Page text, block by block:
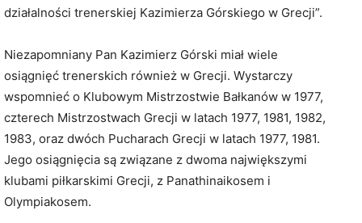
działalności trenerskiej Kazimierza Górskiego w Grecji”.
Niezapomniany Pan Kazimierz Górski miał wiele
osiągnięć trenerskich również w Grecji. Wystarczy
wspomnieć o Klubowym Mistrzostwie Bałkanów w 1977,
czterech Mistrzostwach Grecji w latach 1977, 1981, 1982,
1983, oraz dwóch Pucharach Grecji w latach 1977, 1981.
Jego osiągnięcia są związane z dwoma największymi
klubami piłkarskimi Grecji, z Panathinaikosem i
Olympiakosem.